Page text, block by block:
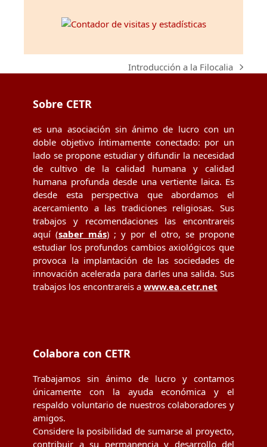
next
Introducción a la Filocalia
Sobre CETR
es una asociación sin ánimo de lucro con un
doble objetivo íntimamente conectado: por un
lado se propone estudiar y difundir la necesidad
de cultivo de la calidad humana y calidad
humana profunda desde una vertiente laica. Es
desde esta perspectiva que abordamos el
acercamiento a las tradiciones religiosas. Sus
trabajos y recomendaciones las encontrareis
aquí (saber más) ; y por el otro, se propone
estudiar los profundos cambios axiológicos que
provoca la implantación de las sociedades de
innovación acelerada para darles una salida. Sus
trabajos los encontrareis a www.ea.cetr.net
Colabora con CETR
Trabajamos sin ánimo de lucro y contamos
únicamente con la ayuda económica y el
respaldo voluntario de nuestros colaboradores y
amigos.
Considere la posibilidad de sumarse al proyecto,
contribuir a su permanencia y desarrollo del